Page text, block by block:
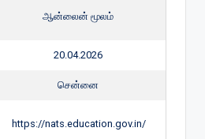
ஆன்லைன் மூலம்
20.04.2026
சென்னை
https://nats.education.gov.in/